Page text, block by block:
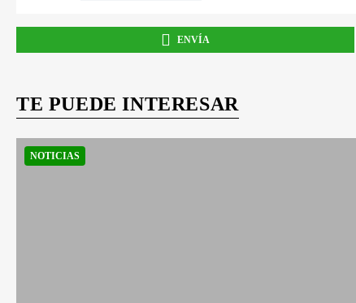
ENVÍA
TE PUEDE INTERESAR
NOTICIAS